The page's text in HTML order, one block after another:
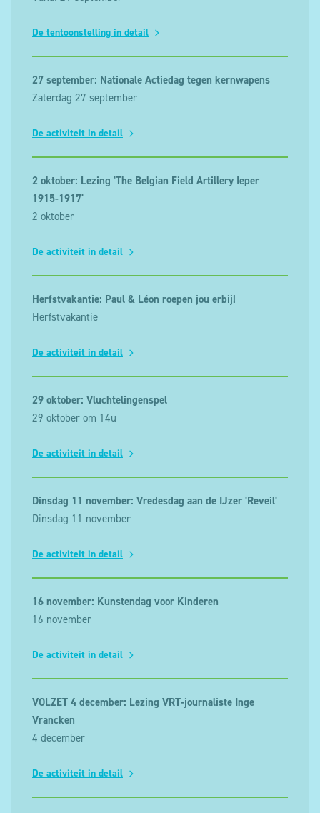
De tentoonstelling in detail
27 september: Nationale Actiedag tegen kernwapens
Zaterdag 27 september
De activiteit in detail
2 oktober: Lezing 'The Belgian Field Artillery Ieper
1915-1917'
2 oktober
De activiteit in detail
Herfstvakantie: Paul & Léon roepen jou erbij!
Herfstvakantie
De activiteit in detail
29 oktober: Vluchtelingenspel
29 oktober om 14u
De activiteit in detail
Dinsdag 11 november: Vredesdag aan de IJzer 'Reveil'
Dinsdag 11 november
De activiteit in detail
16 november: Kunstendag voor Kinderen
16 november
De activiteit in detail
VOLZET 4 december: Lezing VRT-journaliste Inge
Vrancken
4 december
De activiteit in detail